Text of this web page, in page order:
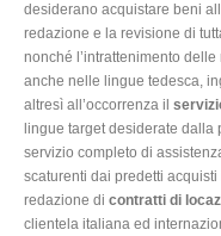
desiderano acquistare beni
redazione e la revisione di
nonché l’intrattenimento
anche nelle lingue tedesca,
altresì all’occorrenza il
lingue target desiderate
servizio completo di
scaturenti dai predetti
redazione di contratti di
clientela italiana ed